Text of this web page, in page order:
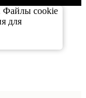
Файлы cookie
для